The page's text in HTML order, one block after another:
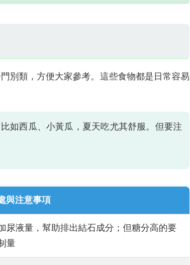
別類，方便大家參考。這些食物都是日常容易
如西瓜、小黃瓜，夏天吃尤其舒服。但要注
與注意事項
尿液量，幫助排出結石成分；但糖分高的要
量